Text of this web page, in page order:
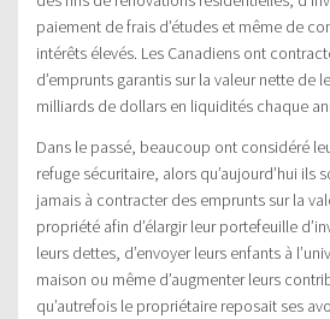
paiement de frais d’études et même de
intérêts élevés. Les Canadiens ont
d’emprunts garantis sur la valeur nette de
milliards de dollars en liquidités chaque
Dans le passé, beaucoup ont considéré
refuge sécuritaire, alors qu’aujourd’hui ils
jamais à contracter des emprunts sur la
propriété afin d’élargir leur portefeuille
leurs dettes, d’envoyer leurs enfants à
maison ou même d’augmenter leurs
qu’autrefois le propriétaire reposait ses